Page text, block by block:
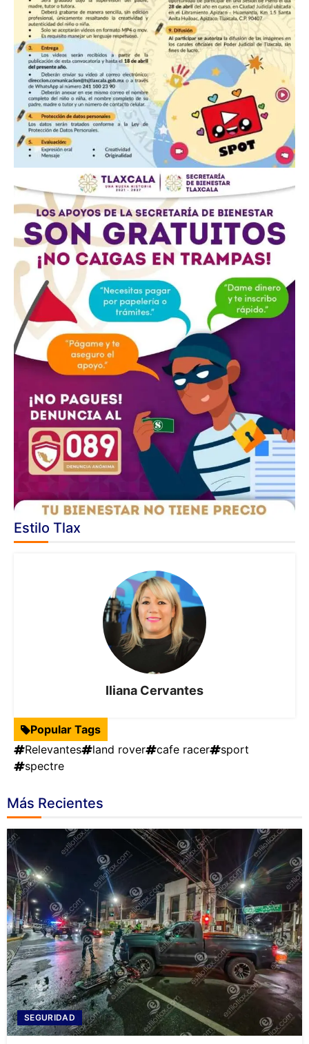
Estilo Tlax
Iliana Cervantes
Popular Tags
Relevantes
land rover cafe racer
sport
spectre
Más Recientes
SEGURIDAD